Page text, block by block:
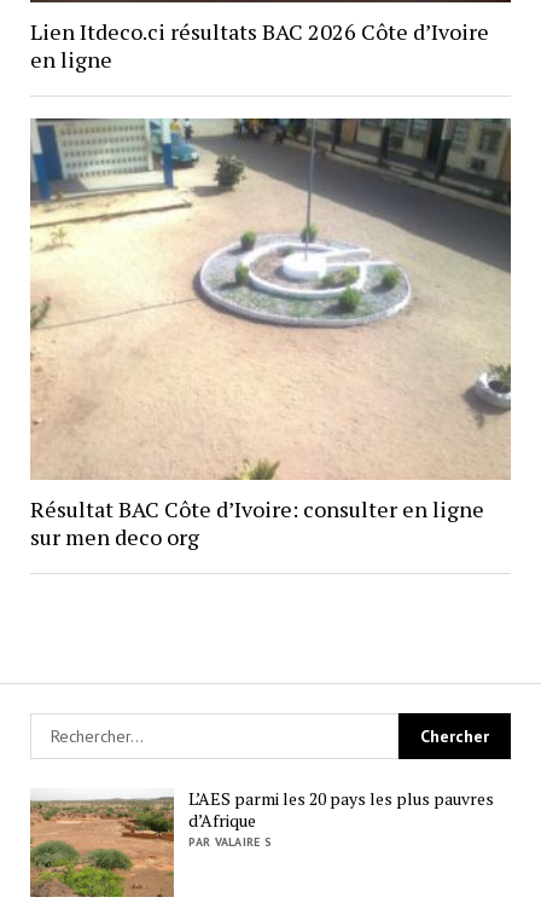
Lien Itdeco.ci résultats BAC 2026 Côte d’Ivoire
en ligne
Résultat BAC Côte d’Ivoire: consulter en ligne
sur men deco org
L’AES parmi les 20 pays les plus pauvres
d’Afrique
PAR VALAIRE S